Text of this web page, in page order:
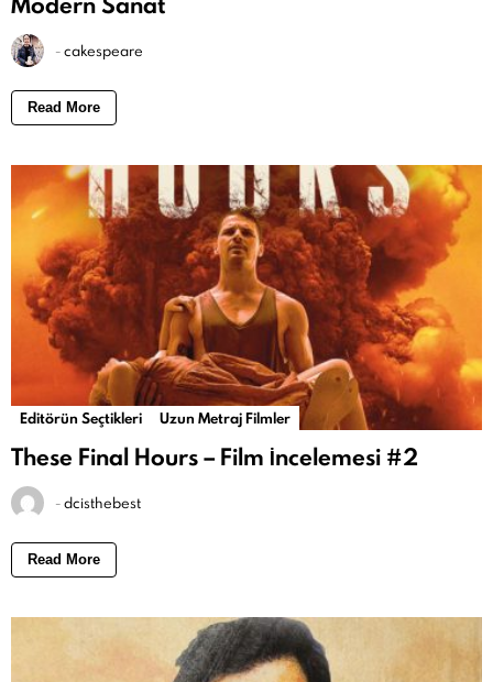
-cakespeare
Read More
Editörün Seçtikleri Uzun Metraj Filmler
These Final Hours – Film İncelemesi #2
-dcisthebest
Read More